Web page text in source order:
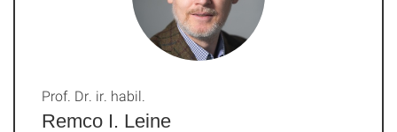
Remco I. Leine
Prof. Dr. ir. habil.